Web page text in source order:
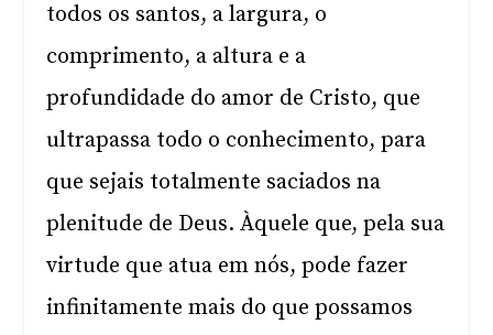
todos os santos, a largura, o
comprimento, a altura e a
profundidade do amor de Cristo, que
ultrapassa todo o conhecimento, para
que sejais totalmente saciados na
plenitude de Deus. Àquele que, pela sua
virtude que atua em nós, pode fazer
infinitamente mais do que possamos